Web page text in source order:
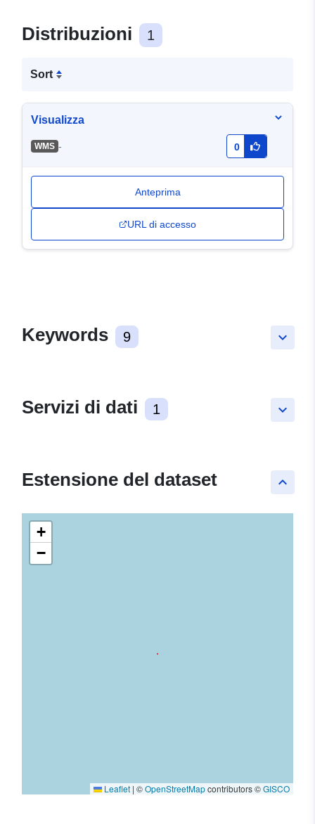
Distribuzioni 1
Sort
Visualizza
WMS - 0
Anteprima
URL di accesso
keyboard_arrow_down
Keywords 9
keyboard_arrow_down
Servizi di dati 1
keyboard_arrow_up
Estensione del dataset
+
−
Leaflet | ©OpenStreetMapcontributors ©GISCO